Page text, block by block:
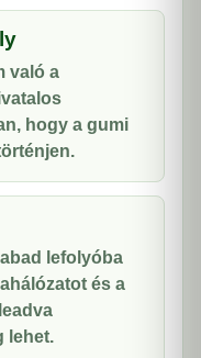
való a
hogy a gumi
lefolyóba
és a
lehet.